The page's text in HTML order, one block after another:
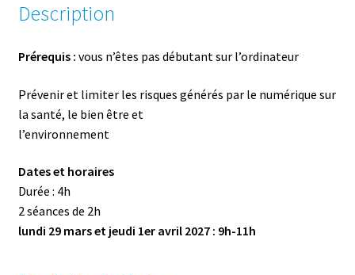
4h
Description
Prérequis : vous n’êtes pas débutant sur l’ordinateur
Prévenir et limiter les risques générés par le numérique sur
la santé, le bien­ être et
l’environnement
Dates et horaires
Durée : 4h ­
2 séances de 2h
lundi 29 mars et jeudi 1er avril 2027 : 9h-11h